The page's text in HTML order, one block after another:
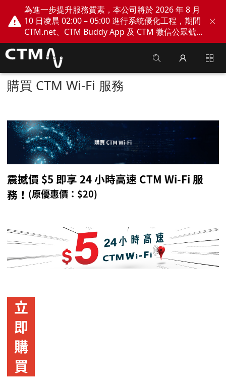
為進一步提升服務質素，本公司將於 2026 年 8 月
10 日凌晨 02:00 – 05:00 進行系統優化工程，期間
CTM.net、CTM Buddy App 及 CTM 微信公眾號
網上服務將會暫停。不便之處，敬請見諒！
購買 CTM Wi-Fi 服務
震撼價 $5 即享24小時高速 CTM Wi-Fi服
務 ！ (原優惠價： $20)
立
即
購
買